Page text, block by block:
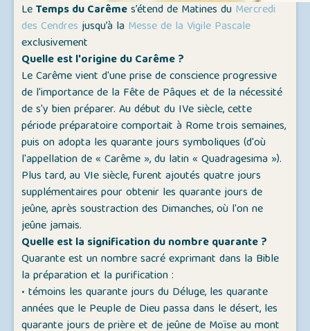
LeTemps du Carêmes’étend de Matines du Mercredi
des Cendres jusqu’à la Messe de la Vigile Pascale
exclusivement
Quelle est l'origine du Carême ?
Le Carême vient d'une prise de conscience progressive
de l'importance de la Fête de Pâques et de la nécessité
de s'y bien préparer. Au début du IVe siècle, cette
période préparatoire comportait à Rome trois semaines,
puis on adopta les quarante jours symboliques (d'où
l'appellation de « Carême », du latin « Quadragesima »).
Plus tard, au VIe siècle, furent ajoutés quatre jours
supplémentaires pour obtenir les quarante jours de
jeûne, après soustraction des Dimanches, où l'on ne
jeûne jamais.
Quelle est la signification du nombre quarante ?
Quarante est un nombre sacré exprimant dans la Bible
la préparation et la purification :
• témoins les quarante jours du Déluge, les quarante
années que le Peuple de Dieu passa dans le désert, les
quarante jours de prière et de jeûne de Moïse au mont